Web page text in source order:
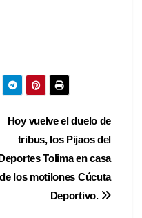
Hoy vuelve el duelo de
tribus, los Pijaos del
Tolima en casa
de los motilones Cúcuta
Deportivo.